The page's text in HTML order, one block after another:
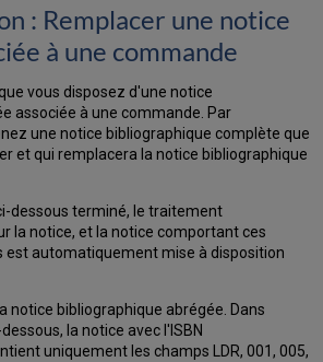
: Remplacer une notice
à une commande
vous disposez d'une notice
associée à une commande. Par
une notice bibliographique complète que
et qui remplacera la notice bibliographique
dessous terminé, le traitement
la notice, et la notice comportant ces
est automatiquement mise à disposition
notice bibliographique abrégée. Dans
la notice avec l'ISBN
uniquement les champs LDR, 001, 005,